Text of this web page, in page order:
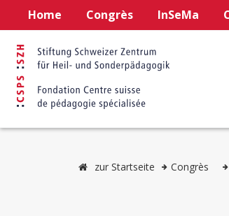
Home Congrès InSeMa
zur Startseite Congrès